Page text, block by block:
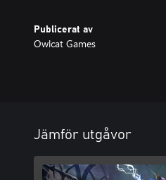
Publicerat av
Owlcat Games
Jämför utgåvor